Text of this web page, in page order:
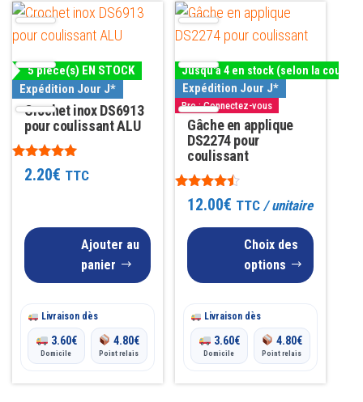
5 pièce(s) EN STOCK
Expédition Jour J*
Crochet inox DS6913
pour coulissant ALU
Note
5.002.20€ TTC
Ajouter au
panier
Livraison dès
3.60€
Domicile
4.80€
Point relais
Jusqu'à 4 en stock (selon la
Expédition Jour J*
Pro : Connectez-vous
Gâche en applique
DS2274 pour
coulissant
Note
4.3312.00€ TTC/ unitaire
Choix des
options
Ce
produit
a
plusieurs
variations.
Les
options
peuvent
choisies
sur
page
produit
Livraison dès
3.60€
Domicile
4.80€
Point relais